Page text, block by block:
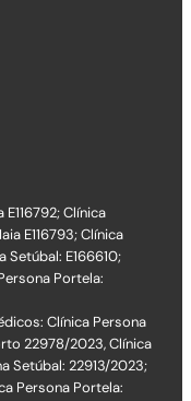
Clínica
E116793; Clínica
Setúbal: E166610;
Portela:
Clínica Persona
22978/2023, Clínica
Setúbal: 22913/2023;
Persona Portela: